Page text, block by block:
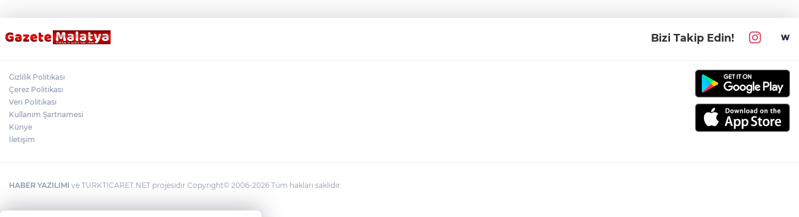
Bizi Takip Edin!
Gizlilik Politikası
Çerez Politikası
Veri Politikası
Kullanım Şartnamesi
Künye
İletişim
HABER YAZILIMI ve TURKTICARET.NET projesidir Copyright© 2006-2026 Tüm hakları saklıdır.